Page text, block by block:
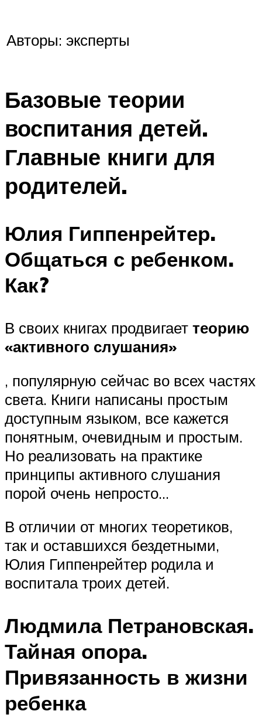
Авторы: эксперты
Базовые теории
воспитания детей.
Главные книги для
родителей.
Юлия Гиппенрейтер.
Общаться с ребенком.
Как?
В своих книгах продвигает теорию
«активного слушания»
, популярную сейчас во всех частях
света. Книги написаны простым
доступным языком, все кажется
понятным, очевидным и простым.
Но реализовать на практике
принципы активного слушания
порой очень непросто…
В отличии от многих теоретиков,
так и оставшихся бездетными,
Юлия Гиппенрейтер родила и
воспитала троих детей.
Людмила Петрановская.
Тайная опора.
Привязанность в жизни
ребенка